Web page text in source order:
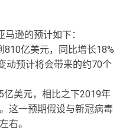
逊的预计如下：
亿美元，同比增长18%
动预计将会带来的约70个
美元，相比之下2019年
这一预期假设与新冠病毒
右。